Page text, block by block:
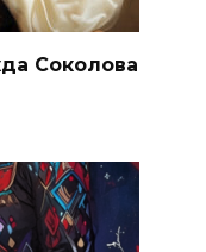
Соколова